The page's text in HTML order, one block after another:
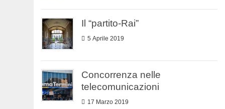
Il “partito-Rai”
5 Aprile 2019
Concorrenza nelle
telecomunicazioni
17 Marzo 2019